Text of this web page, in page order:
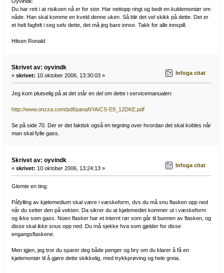
Du har rett i at risikoen nå er for stor. Har nettopp ringt og bedt en kuldemontør om
nåde. Han skal komme en kveld denne uken. Så blir det vel skikk på dette. Det er
et helt fagfelt i seg selv dette, det må jeg bare innse. Takk for alle innspill.
Hilsen Ronald
Skrivet av: oyvindk
« skrivet: 10 oktober 2006, 13:30:03 » Infoga citat
Jeg kom plutselig på at det står en del om dette i servicemanualen:
http://www.onzza.com/pdf/panaNYA/CS-E9_12DKE.pdf
Se på side 70. Der er det faktisk også en tegning over hvordan det skal kobles når
man skal fylle gass.
Skrivet av: oyvindk
« skrivet: 10 oktober 2006, 13:24:13 » Infoga citat
Glemte en ting:
Påfylling av kjølemedium skal være i væskeform, dvs du må snu flasken opp ned
når du setter den på vekten. Da sikrer du at kjølemediet kommer ut i væskeform
og ikke som gass. Noen flasker har et internt rør som går til bunnen av flasken, og
disse skal ikke snus opp ned. Du må sjekke hva som gjelder for disse
engangsflaskene.
Men igjen, jeg tror du sparer deg både penger og bry om du klarer å få en
kjølemontør til å gjøre dette skikkelig, med trykkprøving og hele greia.